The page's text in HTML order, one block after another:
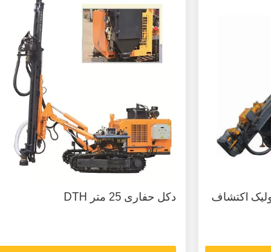
اکتشاف
دکل حفاری 25 متر DTH